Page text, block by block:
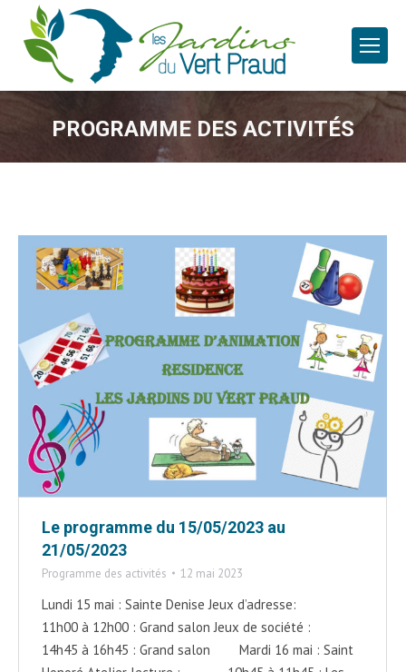
PROGRAMME DES ACTIVITÉS
Le programme du 15/05/2023 au
21/05/2023
Programme des activités 12 mai 2023
Lundi 15 mai : Sainte Denise Jeux d’adresse:
11h00 à 12h00 : Grand salon Jeux de société :
14h45 à 16h45 : Grand salon Mardi 16 mai : Saint